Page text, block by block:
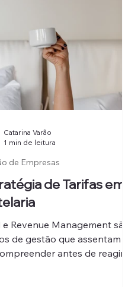
de Tarifas em
e Revenue Management são
de gestão que assentam
antes de reagir,
de Empresas
Catarina Varão
1 min de leitura